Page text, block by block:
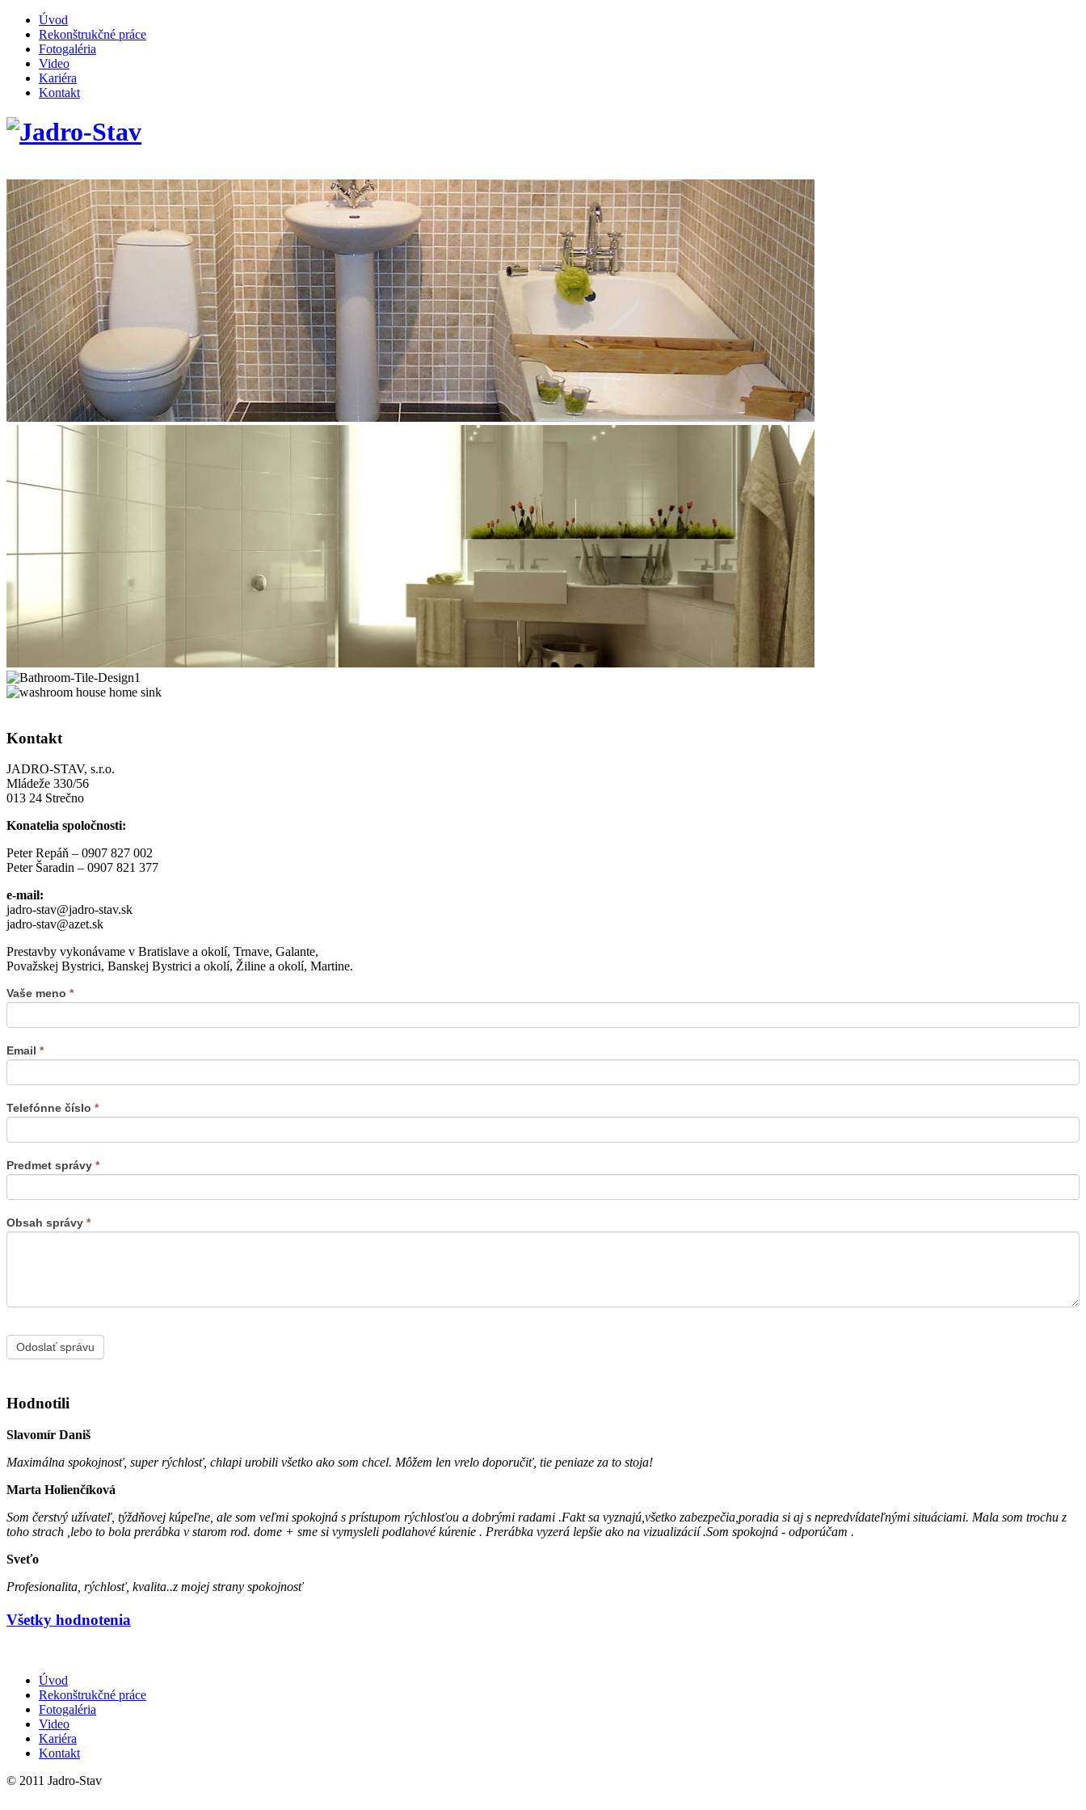
Úvod
Rekonštrukčné práce
Fotogaléria
Video
Kariéra
Kontakt
Kontakt
JADRO-STAV, s.r.o.
Mládeže 330/56
013 24 Strečno
Konatelia spoločnosti:
Peter Repáň – 0907 827 002
Peter Šaradin – 0907 821 377
e-mail:
jadro-stav@jadro-stav.sk
jadro-stav@azet.sk
Prestavby vykonávame v Bratislave a okolí, Trnave, Galante,
Považskej Bystrici, Banskej Bystrici a okolí, Žiline a okolí, Martine.
Vaše meno *
Email *
Telefónne číslo *
Predmet správy *
Obsah správy *
Hodnotili
Slavomír Daniš
Maximálna spokojnosť, super rýchlosť, chlapi urobili všetko ako som chcel. Môžem len vrelo doporučiť, tie peniaze za to stoja!
Marta Holienčíková
Som čerstvý užívateľ, týždňovej kúpeľne, ale som veľmi spokojná s prístupom rýchlosťou a dobrými radami .Fakt sa vyznajú,všetko zabezpečia,poradia si aj s nepredvídateľnými situáciami. Mala som trochu z
toho strach ,lebo to bola prerábka v starom rod. dome + sme si vymysleli podlahové kúrenie . Prerábka vyzerá lepšie ako na vizualizácií .Som spokojná - odporúčam .
Sveťo
Profesionalita, rýchlosť, kvalita..z mojej strany spokojnosť
Všetky hodnotenia
Úvod
Rekonštrukčné práce
Fotogaléria
Video
Kariéra
Kontakt
© 2011 Jadro-Stav